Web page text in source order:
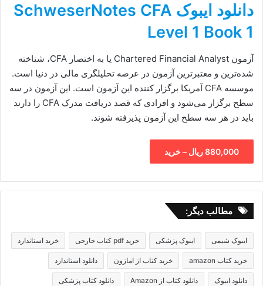
دانلود ایبوک SchweserNotes CFA
Level 1 Book 1
آزمون Chartered Financial Analyst یا به اختصار CFA، شناخته
شده‌ترین و معتبرترین آزمون در عرصه تحلیلگری مالی در دنیا است.
موسسه CFA آمریکا برگزار کننده این آزمون است. این آزمون در سه
سطح برگزار می‌شود و افرادی که قصد دریافت مدرک CFA را دارند
باید در هر سه سطح این آزمون پذیرفته شوند.
880,000 ریال – خرید
مطالب دیگر:
ایبوک شیمی ایبوک پزشکی خرید pdf کتاب خارجی خرید استاندارد
خرید کتاب amazon خرید کتاب از امازون دانلود استاندارد
دانلود ایبوک دانلود کتاب از Amazon دانلود کتاب پزشکی